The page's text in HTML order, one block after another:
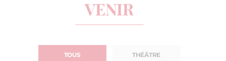
VENIR
TOUS THÉÂTRE